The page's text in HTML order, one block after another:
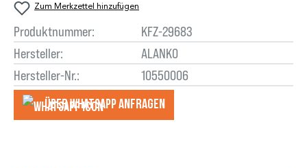
Zum Merkzettel hinzufügen
Produktnummer:
KFZ-29683
Hersteller:
ALANKO
Hersteller-Nr.:
10550006
Über WhatsApp anfragеn